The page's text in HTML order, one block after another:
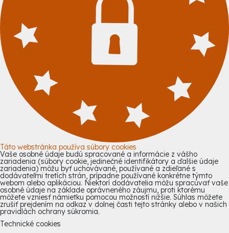
Táto webstránka používa súbory cookies
Vaše osobné údaje budú spracované a informácie z vášho
zariadenia (súbory cookie, jedinečné identifikátory a ďalšie údaje
zariadenia) môžu byť uchovávané, používané a zdieľané s
dodávateľmi tretích strán, prípadne používané konkrétne týmto
webom alebo aplikáciou. Niektorí dodávatelia môžu spracúvať vaše
osobné údaje na základe oprávneného záujmu, proti ktorému
môžete vzniesť námietku pomocou možností nižšie. Súhlas môžete
zrušiť prejdením na odkaz v dolnej časti tejto stránky alebo v našich
pravidlách ochrany súkromia.
Technické cookies